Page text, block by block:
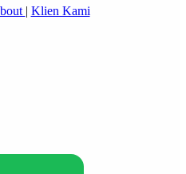
| Klien Kami